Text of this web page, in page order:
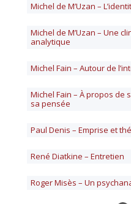
Michel de M’Uzan –
Michel de M’Uzan – Une
analytique
Michel Fain – Autour de
Michel Fain – À propos
sa pensée
Paul Denis – Emprise et
René Diatkine – Entretien
Roger Misès – Un